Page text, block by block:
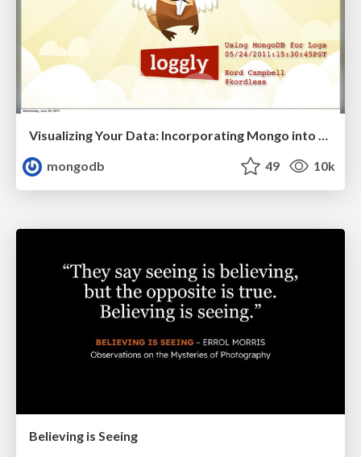
Visualizing Your Data: Incorporating Mongo into Loggly Infrastructure
mongodb
49 10k
Believing is Seeing